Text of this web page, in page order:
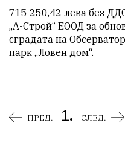
715 250,42 лева без
„А-Строй“ ЕООД за
сградата на
парк „Ловен дом“.
ПРЕД. 1. СЛЕД.